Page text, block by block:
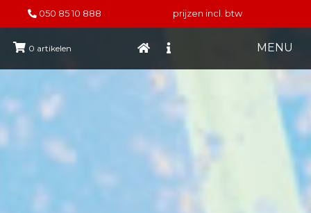
050 85 10 888 prijzen incl. btw
0 artikelen MENU